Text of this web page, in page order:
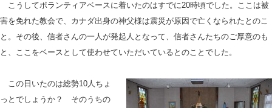
こうしてボランティアベースに着いたのはすでに20時頃でした。ここは被
害を免れた教会で、カナダ出身の神父様は震災が原因で亡くなられたとのこ
と。その後、信者さんの一人が発起人となって、信者さんたちのご厚意のも
と、ここをベースとして使わせていただいているとのことでした。
この日いたのは総勢10人ちょ
っとでしょうか？ そのうちの